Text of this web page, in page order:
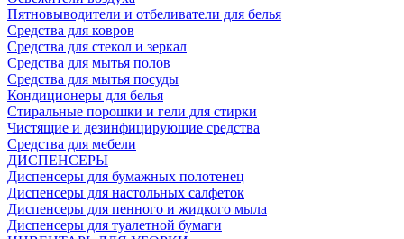
Пятновыводители и отбеливатели для белья
Средства для ковров
Средства для стекол и зеркал
Средства для мытья полов
Средства для мытья посуды
Кондиционеры для белья
Стиральные порошки и гели для стирки
Чистящие и дезинфицирующие средства
Средства для мебели
ДИСПЕНСЕРЫ
Диспенсеры для бумажных полотенец
Диспенсеры для настольных салфеток
Диспенсеры для пенного и жидкого мыла
Диспенсеры для туалетной бумаги